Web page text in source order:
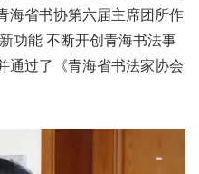
海省书协第六届主席团所作
功能 不断开创青海书法事
通过了《青海省书法家协会